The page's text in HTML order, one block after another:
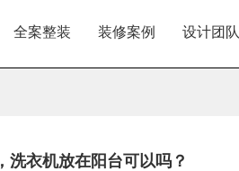
全案整装 装修案例 设计团队
洗衣机放在阳台可以吗？